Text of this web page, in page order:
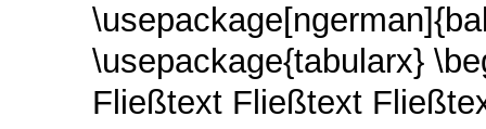
\usepackage{tabularx}
Fließtext Fließtext